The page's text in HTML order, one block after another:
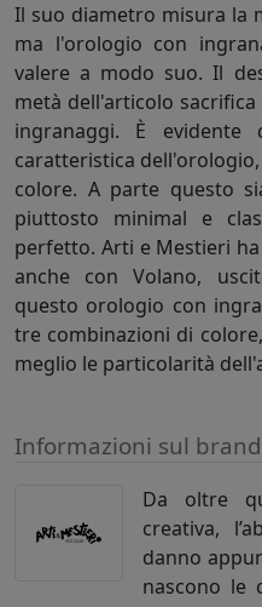
Il suo diametro misura la
ma l'orologio con
valere a modo suo. Il
metà dell'articolo
ingranaggi. È
caratteristica
colore. A parte questo
piuttosto minimal e
perfetto. Arti e Mestieri
anche con Volano,
questo orologio con
tre combinazioni di
meglio le particolarità
Informazioni sul brand
Da oltre
creativa,
danno
nascono le